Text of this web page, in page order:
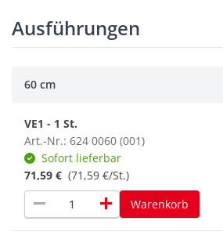
Ausführungen
60 cm
VE1 - 1 St.
Art.-Nr.: 624 0060 (001)
Sofort lieferbar
71,59 € (71,59 €/St.)
remove add Warenkorb